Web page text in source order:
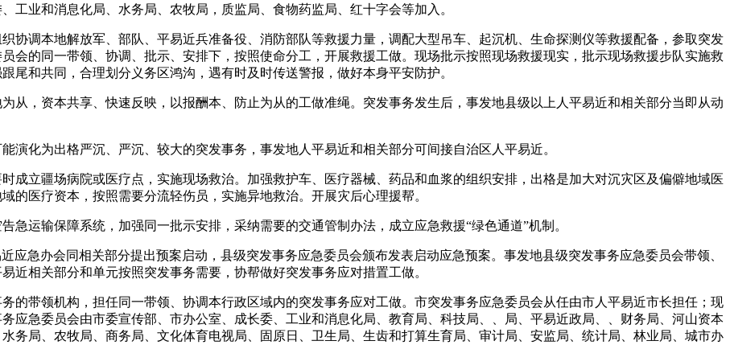
业和消息化局、水务局、农牧局，质监局、食物药监局、红十字会等加入。
调本地解放军、部队、平易近兵准备役、消防部队等救援力量，调配大型吊车、起沉机、生命探测仪等救援配备，参取突发
会的同一带领、协调、批示、安排下，按照使命分工，开展救援工做。现场批示按照现场救援现实，批示现场救援步队实施救
尾和共同，合理划分义务区鸿沟，遇有时及时传送警报，做好本身平安防护。
，资本共享、快速反映，以报酬本、防止为从的工做准绳。突发事务发生后，事发地县级以上人平易近和相关部分当即从动
化为出格严沉、严沉、较大的突发事务，事发地人平易近和相关部分可间接自治区人平易近。
立疆场病院或医疗点，实施现场救治。加强救护车、医疗器械、药品和血浆的组织安排，出格是加大对沉灾区及偏僻地域医
的医疗资本，按照需要分流轻伤员，实施异地救治。开展灾后心理援帮。
运输保障系统，加强同一批示安排，采纳需要的交通管制办法，成立应急救援“绿色通道”机制。
办会同相关部分提出预案启动，县级突发事务应急委员会颁布发表启动应急预案。事发地县级突发事务应急委员会带领、
近相关部分和单元按照突发事务需要，协帮做好突发事务应对措置工做。
带领机构，担任同一带领、协调本行政区域内的突发事务应对工做。市突发事务应急委员会从任由市人平易近市长担任；现
应急委员会由市委宣传部、市办公室、成长委、工业和消息化局、教育局、科技局、、局、平易近政局、、财务局、河山资本
务局、农牧局、商务局、文化体育电视局、固原日、卫生局、生齿和打算生育局、审计局、安监局、统计局、林业局、城市办